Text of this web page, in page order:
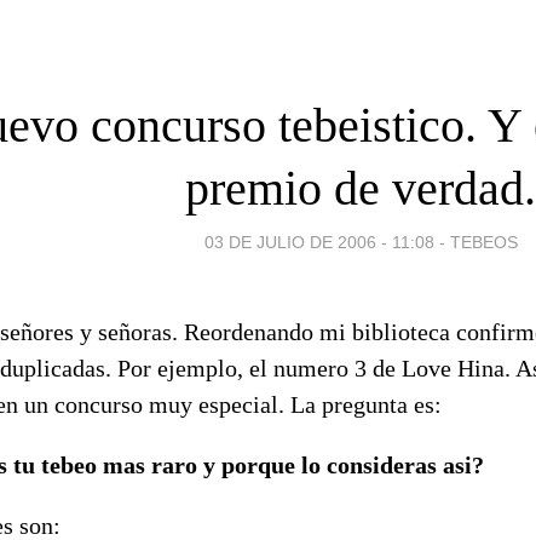
concurso tebeistico. Y
premio de verdad.
03 DE JULIO DE 2006 - 11:08 - TEBEOS
y señoras. Reordenando mi biblioteca
Por ejemplo, el numero 3 de Love Hina.
un concurso muy especial. La pregunta es:
tu tebeo mas raro y porque lo consideras asi?
son: